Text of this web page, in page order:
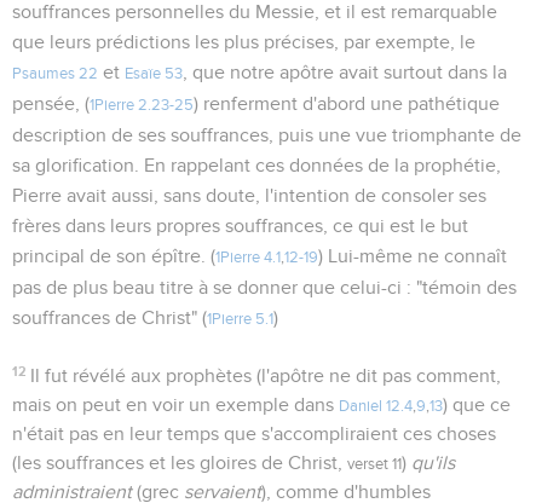
souffrances personnelles du Messie, et il est remarquable
que leurs prédictions les plus précises, par exempte, le
Psaumes 22 et Esaïe 53
, que notre apôtre avait surtout dans la
pensée, (1Pierre 2.23-25) renferment d'abord une pathétique
description de ses souffrances, puis une vue triomphante de
sa glorification. En rappelant ces données de la prophétie,
Pierre avait aussi, sans doute, l'intention de consoler ses
frères dans leurs propres souffrances, ce qui est le but
principal de son épître. (1Pierre 4.1 12-19) Lui-même ne connaît
pas de plus beau titre à se donner que celui-ci : "témoin des
souffrances de Christ" (1Pierre 5.1)
12 Il fut révélé aux prophètes (l'apôtre ne dit pas comment,
mais on peut en voir un exemple dans Daniel 12.4 9 13) que ce
n'était pas en leur temps que s'accompliraient ces choses
(les souffrances et les gloires de Christ,
verset 11) qu'ils
administraient(grec servaient), comme d'humbles